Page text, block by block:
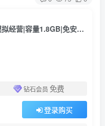
人类黎明/Dawn of Man v1.8.3|模拟经营|容量1.8GB|免安装绿色中文版
钻石会员 免费
登录购买